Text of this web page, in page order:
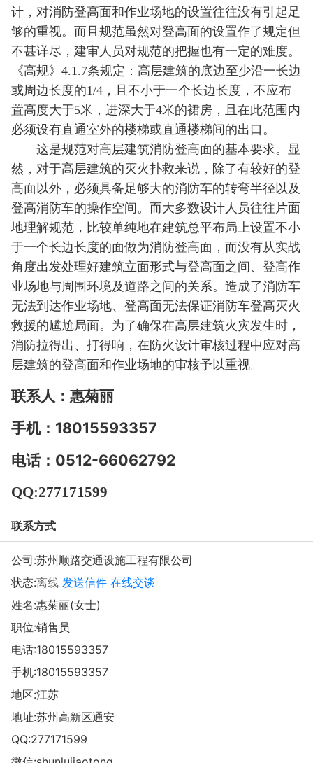
计，对消防登高面和作业场地的设置往往没有引起足
够的重视。而且规范虽然对登高面的设置作了规定但
不甚详尽，建审人员对规范的把握也有一定的难度。
《高规》 4.1.7条规定：高层建筑的底边至少沿一长边
或周边长度的1/4，且不小于一个长边长度，不应布
置高度大于5米，进深大于4米的裙房，且在此范围内
必须设有直通室外的楼梯或直通楼梯间的出口。
这是规范对高层建筑消防登高面的基本要求。显
然，对于高层建筑的灭火扑救来说，除了有较好的登
高面以外，必须具备足够大的消防车的转弯半径以及
登高消防车的操作空间。而大多数设计人员往往片面
地理解规范，比较单纯地在建筑总平布局上设置不小
于一个长边长度的面做为消防登高面，而没有从实战
角度出发处理好建筑立面形式与登高面之间、登高作
业场地与周围环境及道路之间的关系。造成了消防车
无法到达作业场地、登高面无法保证消防车登高灭火
救援的尴尬局面。为了确保在高层建筑火灾发生时，
消防拉得出、打得响，在防火设计审核过程中应对高
层建筑的登高面和作业场地的审核予以重视。
联系人：惠菊丽
手机： 18015593357
电话： 0512-66062792
QQ:277171599
联系方式
公司:苏州顺路交通设施工程有限公司
状态:离线 发送信件 在线交谈
姓名:惠菊丽(女士)
职位:销售员
电话:18015593357
手机:18015593357
地区:江苏
地址:苏州高新区通安
QQ:277171599